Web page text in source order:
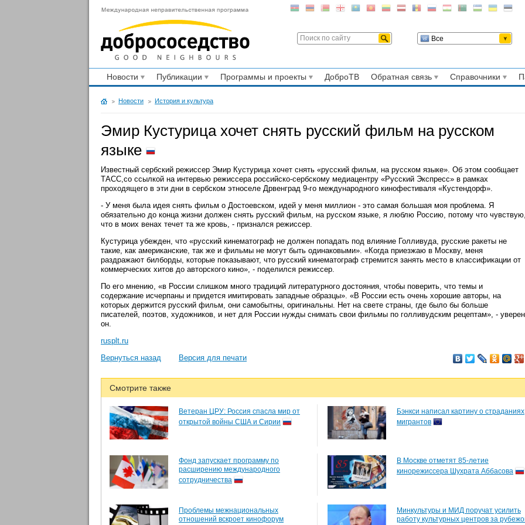
Все
Новости Публикации Программы и проекты ДоброТВ Обратная связь Справочники
Новости История и культура
Эмир Кустурица хочет снять русский фильм на русском
языке
Известный сербский режиссер Эмир Кустурица хочет снять «русский фильм, на русском языке». Об этом сообщает
ТАСС,со ссылкой на интервью режиссера российско-сербскому медиацентру «Русский Экспресс» в рамках
проходящего в эти дни в сербском этноселе Дрвенград 9-го международного кинофестиваля «Кустендорф».
- У меня была идея снять фильм о Достоевском, идей у меня миллион - это самая большая моя проблема. Я
обязательно до конца жизни должен снять русский фильм, на русском языке, я люблю Россию, потому что
что в моих венах течет та же кровь, - признался режиссер.
Кустурица убежден, что «русский кинематограф не должен попадать под влияние Голливуда, русские ракеты не
такие, как американские, так же и фильмы не могут быть одинаковыми». «Когда приезжаю в Москву, меня
раздражают билборды, которые показывают, что русский кинематограф стремится занять место в классификации от
коммерческих хитов до авторского кино», - поделился режиссер.
По его мнению, «в России слишком много традиций литературного достояния, чтобы поверить, что темы и
содержание исчерпаны и придется имитировать западные образцы». «В России есть очень хорошие авторы, на
которых держится русский фильм, они самобытны, оригинальны. Нет на свете страны, где было бы больше
писателей, поэтов, художников, и нет для России нужды снимать свои фильмы по голливудским рецептам», - уверен
он.
rusplt.ru
Вернуться назад
Версия для печати
Смотрите также
Ветеран ЦРУ: Россия спасла мир от
открытой войны США и Сирии
Бэнкси написал картину о страданиях
мигрантов
Фонд запускает программу по
расширению международного
сотрудничества
В Москве отметят 85-летие
кинорежиссера Шухрата Аббасова
Проблемы межнациональных
отношений вскроет кинофорум
Минкультуры и МИД поручат усилить
работу культурных центров за